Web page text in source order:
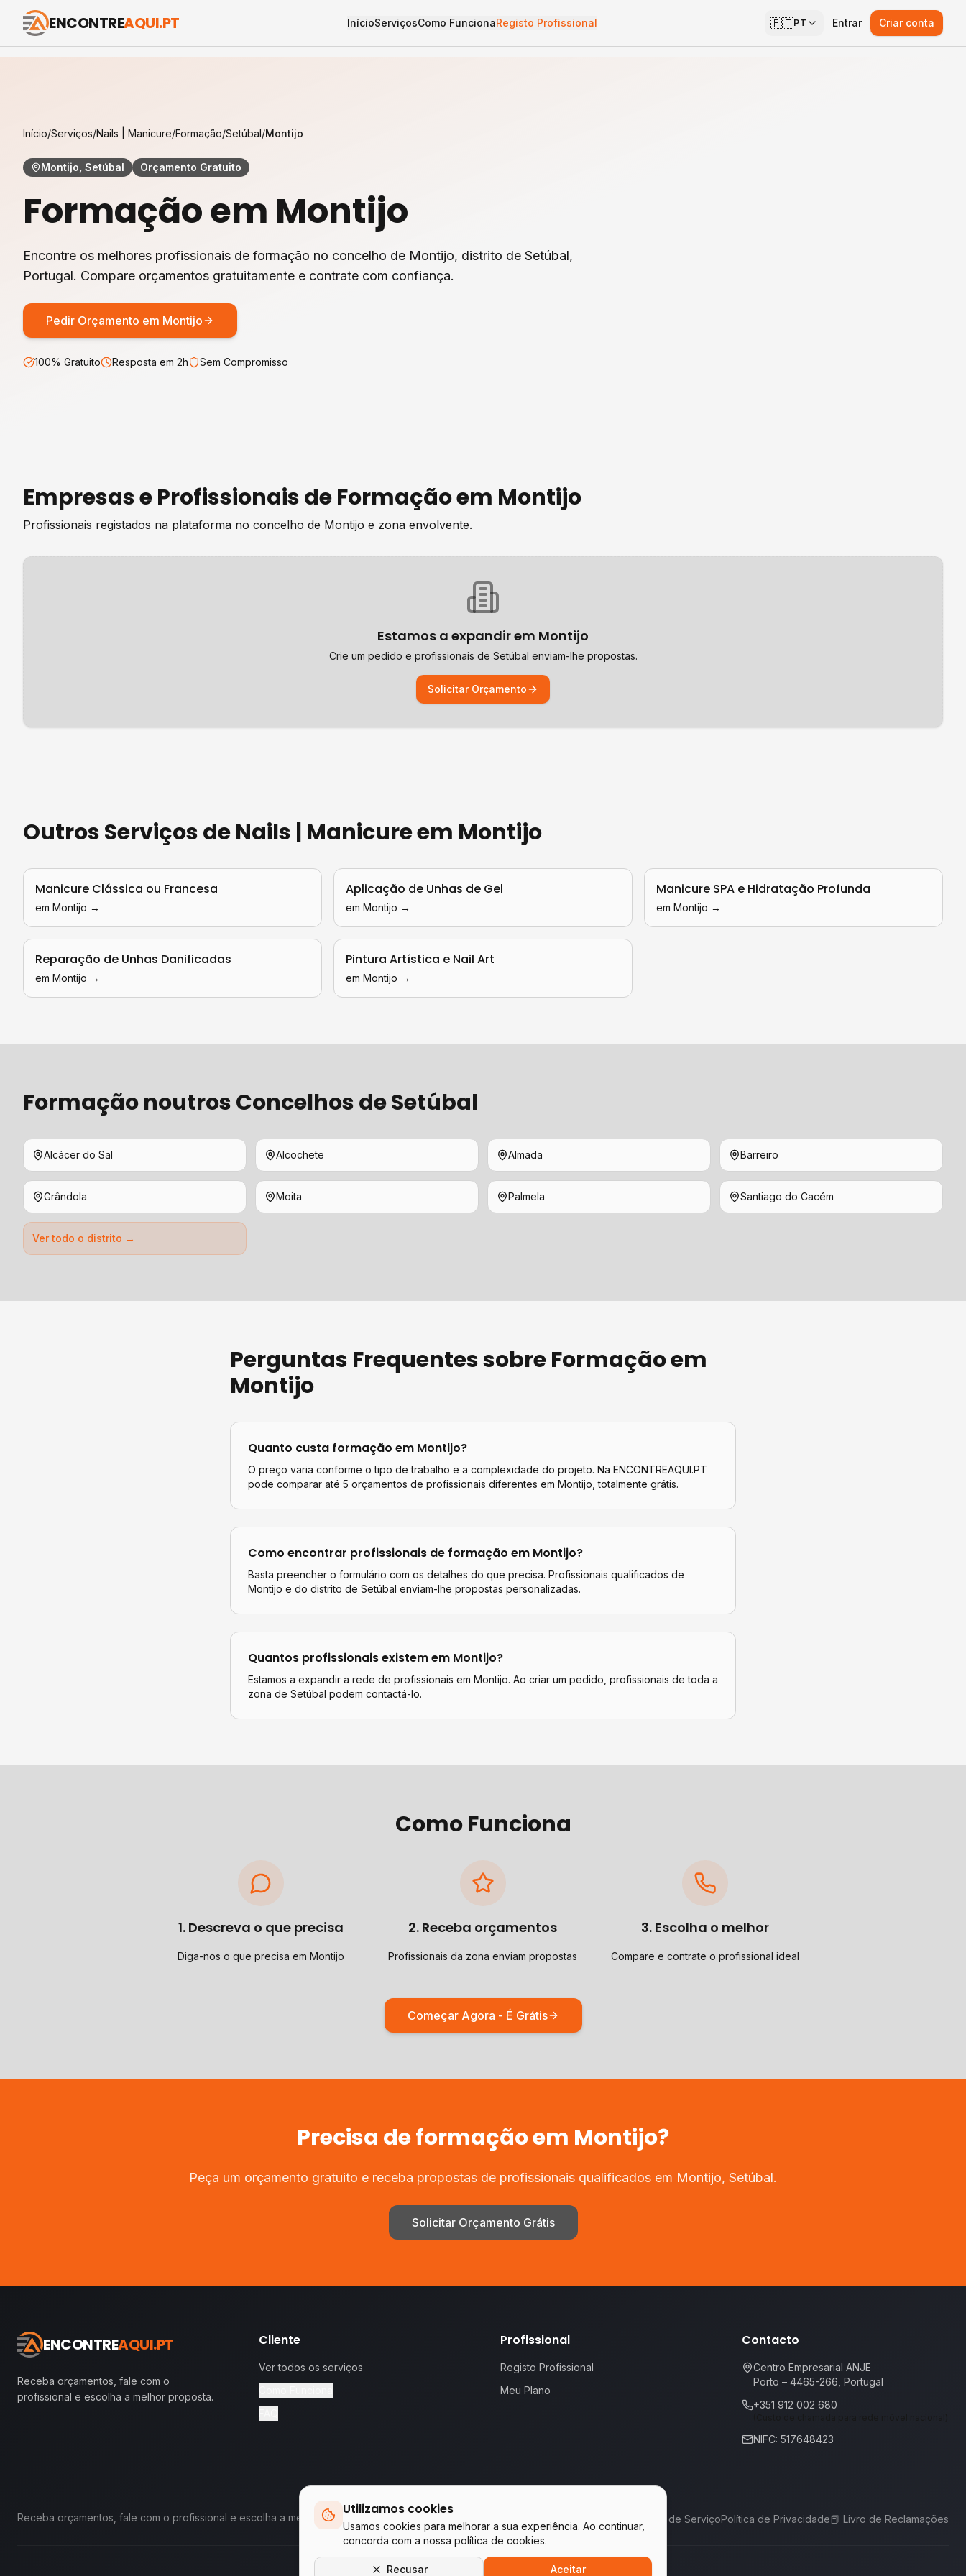
Utilizamos cookies
Usamos cookies para melhorar a sua experiência. Ao continuar,
concorda com a nossa política de cookies.
Recusar Aceitar
ENCONTREAQUI.PT InícioServiçosComo FuncionaRegisto Profissional 🇵🇹PT Entrar Criar conta
Início/Serviços/Nails | Manicure/Formação/Setúbal/Montijo
Montijo, Setúbal Orçamento Gratuito
Formaçãoem Montijo
Encontre os melhores profissionais de formação no concelho de Montijo, distrito de Setúbal,
Portugal. Compare orçamentos gratuitamente e contrate com confiança.
Pedir Orçamento em Montijo
100% Gratuito Resposta em 2h Sem Compromisso
Empresas e Profissionais deFormaçãoem Montijo
Profissionais registados na plataforma no concelho de Montijo e zona envolvente.
Estamos a expandir em Montijo
Crie um pedido e profissionais de Setúbal enviam-lhe propostas.
Solicitar Orçamento
Outros Serviços deNails | Manicureem Montijo
Manicure Clássica ou Francesa
em Montijo →
Aplicação de Unhas de Gel
em Montijo →
Manicure SPA e Hidratação Profunda
em Montijo →
Reparação de Unhas Danificadas
em Montijo →
Pintura Artística e Nail Art
em Montijo →
Formaçãonoutros Concelhos deSetúbal
Alcácer do Sal Alcochete Almada Barreiro
Grândola Moita Palmela Santiago do Cacém
Ver todo o distrito →
Perguntas Frequentes sobreFormaçãoem
Montijo
Quanto custa formação em Montijo?
O preço varia conforme o tipo de trabalho e a complexidade do projeto. Na ENCONTREAQUI.PT
pode comparar até 5 orçamentos de profissionais diferentes em Montijo , totalmente grátis.
Como encontrar profissionais de formação em Montijo?
Basta preencher o formulário com os detalhes do que precisa. Profissionais qualificados de
Montijo e do distrito de Setúbal enviam-lhe propostas personalizadas.
Quantos profissionais existem em Montijo?
Estamos a expandir a rede de profissionais em Montijo. Ao criar um pedido, profissionais de toda a
zona de Setúbal podem contactá-lo.
Como Funciona
1. Descreva o que precisa
Diga-nos o que precisa em Montijo
2. Receba orçamentos
Profissionais da zona enviam propostas
3. Escolha o melhor
Compare e contrate o profissional ideal
Começar Agora - É Grátis
Precisa deformaçãoem Montijo?
Peça um orçamento gratuito e receba propostas de profissionais qualificados em Montijo, Setúbal.
Solicitar Orçamento Grátis
ENCONTREAQUI.PT
Receba orçamentos, fale com o
profissional e escolha a melhor proposta.
Cliente
Ver todos os serviços
Profissional
Registo Profissional
Meu Plano
Contacto
Centro Empresarial ANJE
Porto – 4465-266, Portugal
+351 912 002 680
NIFC: 517648423
Receba orçamentos, fale com o profissional e escolha a melhor proposta. Termos de ServiçoPolítica de Privacidade📕 Livro de Reclamações
Empresas do grupo WA Tecnologia & Serviços